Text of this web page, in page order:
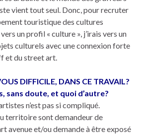
vient tout seul. Donc, pour recruter
touristique des cultures
un profil « culture », j’irais vers un
culturels avec une connexion forte
et du street art.
DIFFICILE, DANS CE TRAVAIL?
sans doute, et quoi d’autre?
n’est pas si compliqué.
territoire sont demandeur de
avenue et/ou demande à être exposé